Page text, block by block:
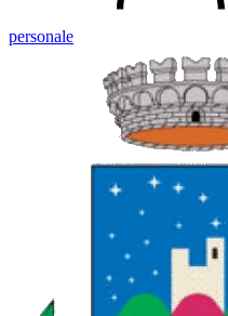
personale